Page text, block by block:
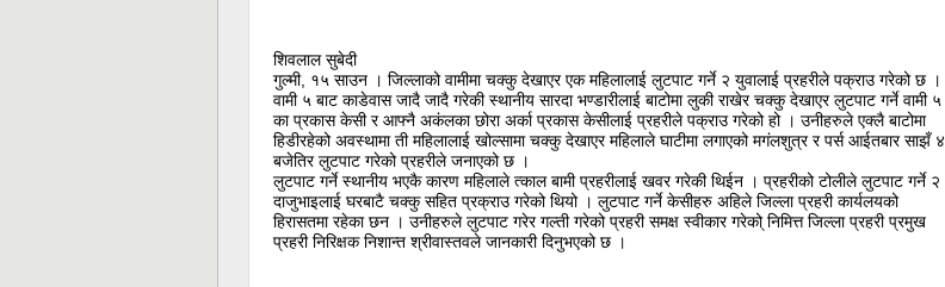
शिवलाल सुबेदी
गुल्मी, १५ साउन । जिल्लाको वामीमा चक्कु देखाएर एक महिलालाई लुटपाट गर्ने २ युवालाई प्रहरीले पक्राउ गरेको छ ।
वामी ५ बाट काडेवास जादै जादै गरेकी स्थानीय सारदा भण्डारीलाई बाटोमा लुकी राखेर चक्कु देखाएर लुटपाट गर्ने वामी ५
का प्रकास केसी र आफ्नै अकंलका छोरा अर्का प्रकास केसीलाई प्रहरीले पक्राउ गरेको हो । उनीहरुले एक्लै बाटोमा
हिडीरहेको अवस्थामा ती महिलालाई खोल्सामा चक्कु देखाएर महिलाले घाटीमा लगाएको मगंलशुत्र र पर्स आईतबार साझँ ४
बजेतिर लुटपाट गरेको प्रहरीले जनाएको छ ।
लुटपाट गर्ने स्थानीय भएकै कारण महिलाले त्काल बामी प्रहरीलाई खवर गरेकी थिईन । प्रहरीको टोलीले लुटपाट गर्ने २
दाजुभाइलाई घरबाटै चक्कु सहित प्रक्राउ गरेको थियो । लुटपाट गर्ने केसीहरु अहिले जिल्ला प्रहरी कार्यलयको
हिरासतमा रहेका छन । उनीहरुले लुटपाट गरेर गल्ती गरेको प्रहरी समक्ष स्वीकार गरेको् निमित्त जिल्ला प्रहरी प्रमुख
प्रहरी निरिक्षक निशान्त श्रीवास्तवले जानकारी दिनुभएको छ ।